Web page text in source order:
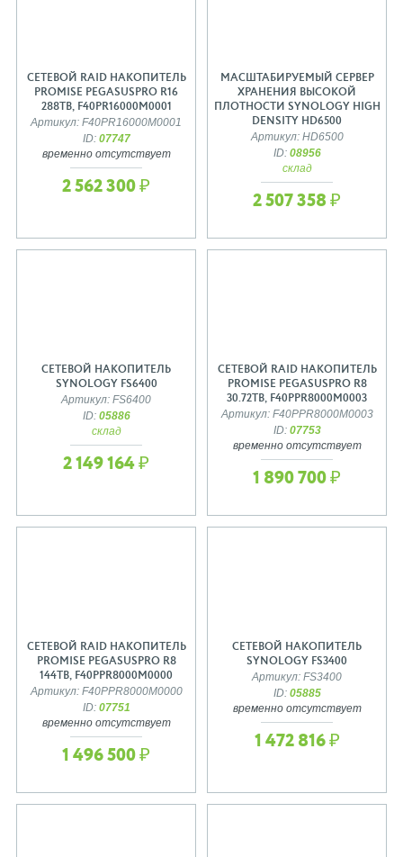
СЕТЕВОЙ RAID НАКОПИТЕЛЬ
PROMISE PEGASUSPRO R16
288TB, F40PR16000M0001
Артикул: F40PR16000M0001
ID: 07747
временно отсутствует
2 562 300 ₽
МАСШТАБИРУЕМЫЙ СЕРВЕР
ХРАНЕНИЯ ВЫСОКОЙ
ПЛОТНОСТИ SYNOLOGY HIGH
DENSITY HD6500
Артикул: HD6500
ID: 08956
склад
2 507 358 ₽
СЕТЕВОЙ НАКОПИТЕЛЬ
SYNOLOGY FS6400
Артикул: FS6400
ID: 05886
склад
2 149 164 ₽
СЕТЕВОЙ RAID НАКОПИТЕЛЬ
PROMISE PEGASUSPRO R8
30.72TB, F40PPR8000M0003
Артикул: F40PPR8000M0003
ID: 07753
временно отсутствует
1 890 700 ₽
СЕТЕВОЙ RAID НАКОПИТЕЛЬ
PROMISE PEGASUSPRO R8
144TB, F40PPR8000M0000
Артикул: F40PPR8000M0000
ID: 07751
временно отсутствует
1 496 500 ₽
СЕТЕВОЙ НАКОПИТЕЛЬ
SYNOLOGY FS3400
Артикул: FS3400
ID: 05885
временно отсутствует
1 472 816 ₽